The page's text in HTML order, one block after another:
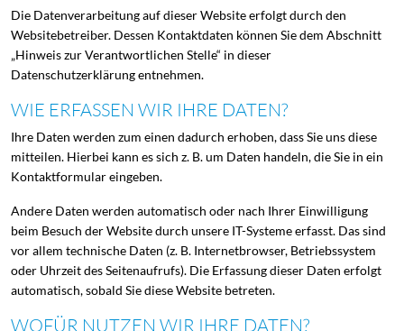
Die Datenverarbeitung auf dieser Website erfolgt durch den
Websitebetreiber. Dessen Kontaktdaten können Sie dem Abschnitt
„Hinweis zur Verantwortlichen Stelle“ in dieser
Datenschutzerklärung entnehmen.
WIE ERFASSEN WIR IHRE DATEN?
Ihre Daten werden zum einen dadurch erhoben, dass Sie uns diese
mitteilen. Hierbei kann es sich z. B. um Daten handeln, die Sie in ein
Kontaktformular eingeben.
Andere Daten werden automatisch oder nach Ihrer Einwilligung
beim Besuch der Website durch unsere IT-Systeme erfasst. Das sind
vor allem technische Daten (z. B. Internetbrowser, Betriebssystem
oder Uhrzeit des Seitenaufrufs). Die Erfassung dieser Daten erfolgt
automatisch, sobald Sie diese Website betreten.
WOFÜR NUTZEN WIR IHRE DATEN?